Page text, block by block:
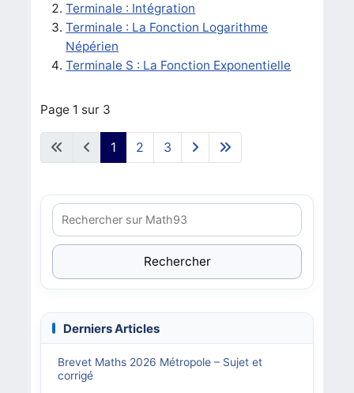
Terminale : Intégration
Terminale : La Fonction Logarithme
Népérien
Terminale S : La Fonction Exponentielle
Page 1 sur 3
1 2 3
Rechercher
Derniers Articles
Brevet Maths 2026 Métropole – Sujet et
corrigé